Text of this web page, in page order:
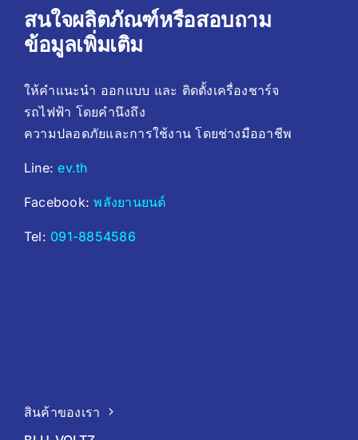
สนใจผลิตภัณฑ์หรือสอบถาม
ข้อมูลเพิ่มเติม
ให้คำแนะนำ ออกแบบ และ ติดตั้งเครื่องชาร์จ
รถไฟฟ้า โดยคํานึงถึง
ความปลอดภัยและการใช้งาน โดยช่างมืออาชีพ
Line:ev.th
Facebook:พลังยานยนต์
Tel: 091-8854586
สินค้าของเรา